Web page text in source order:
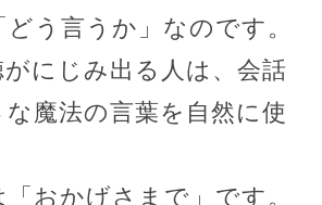
う言うか」なのです。
にじみ出る人は、会話
魔法の言葉を自然に使
おかげさまで」です。